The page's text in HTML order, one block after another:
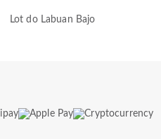
Lot do Labuan Bajo